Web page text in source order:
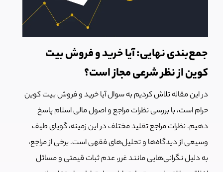
جمع‌بندی نهایی: آیا خرید و فروش بیت
کوین از نظر شرعی مجاز است؟
در این مقاله تلاش کردیم به سوال آیا خرید و فروش بیت کوین
حرام است، با بررسی نظرات مراجع و اصول مالی اسلام پاسخ
دهیم. نظرات مراجع تقلید مختلف در این زمینه، گویای طیف
وسیعی از دیدگاه‌ها و تحلیل‌های فقهی است. برخی از مراجع،
به دلیل نگرانی‌هایی مانند غرر، عدم ثبات قیمتی و مسائل